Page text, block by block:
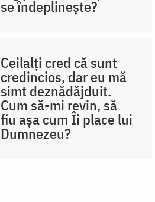
se îndeplinește?
Ceilalți cred că sunt
credincios, dar eu mă
simt deznădăjduit.
Cum să-mi revin, să
fiu așa cum Îi place lui
Dumnezeu?